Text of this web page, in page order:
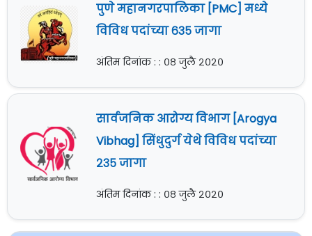
पुणे महानगरपालिका [PMC] मध्ये
विविध पदांच्या ६३५ जागा
अंतिम दिनांक : : ०८ जुलै २०२०
सार्वजनिक आरोग्य विभाग [Arogya
Vibhag] सिंधुदुर्ग येथे विविध पदांच्या
२३५ जागा
अंतिम दिनांक : : ०८ जुलै २०२०